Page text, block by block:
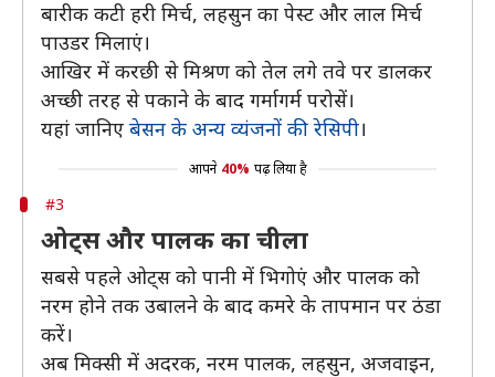
बारीक कटी हरी मिर्च, लहसुन का पेस्ट और लाल मिर्च
पाउडर मिलाएं।
आखिर में करछी से मिश्रण को तेल लगे तवे पर डालकर
अच्छी तरह से पकाने के बाद गर्मागर्म परोसें।
यहां जानिए बेसन के अन्य व्यंजनों की रेसिपी।
आपने 40% पढ़ लिया है
#3
ओट्स और पालक का चीला
सबसे पहले ओट्स को पानी में भिगोएं और पालक को
नरम होने तक उबालने के बाद कमरे के तापमान पर ठंडा
करें।
अब मिक्सी में अदरक, नरम पालक, लहसुन, अजवाइन,